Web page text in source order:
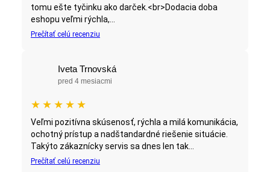
tomu ešte tyčinku ako darček.<br>Dodacia doba
eshopu veľmi rýchla,...
Prečítať celú recenziu
Iveta Trnovská
pred 4 mesiacmi
★ ★ ★ ★ ★
Veľmi pozitívna skúsenosť, rýchla a milá komunikácia,
ochotný prístup a nadštandardné riešenie situácie.
Takýto zákaznícky servis sa dnes len tak...
Prečítať celú recenziu